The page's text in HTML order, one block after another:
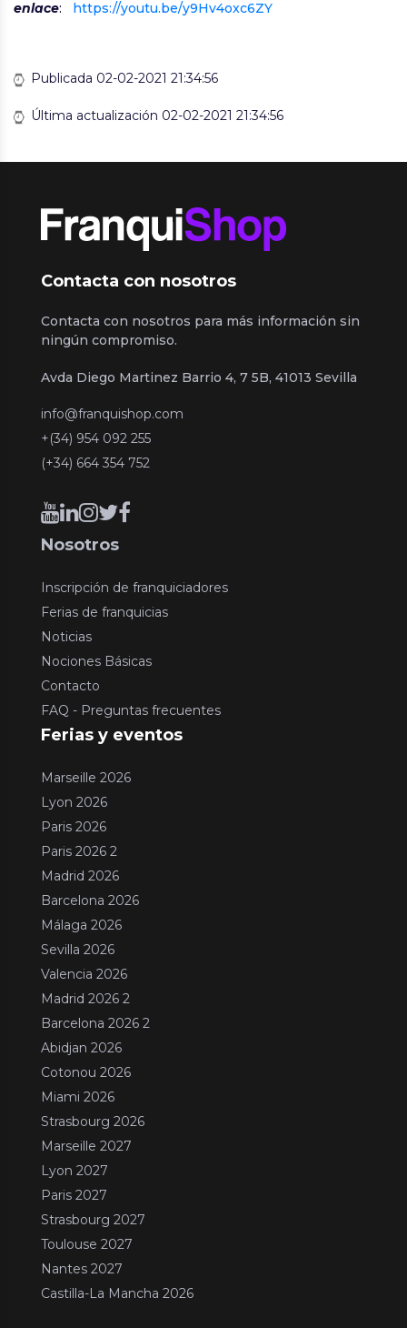
enlace: https://youtu.be/y9Hv4oxc6ZY
Publicada 02-02-2021 21:34:56
Última actualización 02-02-2021 21:34:56
Contacta con nosotros
Contacta con nosotros para más información sin
ningún compromiso.
Avda Diego Martinez Barrio 4, 7 5B, 41013 Sevilla
info@franquishop.com
+(34) 954 092 255
(+34) 664 354 752
Nosotros
Inscripción de franquiciadores
Ferias de franquicias
Noticias
Nociones Básicas
Contacto
FAQ - Preguntas frecuentes
Ferias y eventos
Marseille 2026
Lyon 2026
Paris 2026
Paris 2026 2
Madrid 2026
Barcelona 2026
Málaga 2026
Sevilla 2026
Valencia 2026
Madrid 2026 2
Barcelona 2026 2
Abidjan 2026
Cotonou 2026
Miami 2026
Strasbourg 2026
Marseille 2027
Lyon 2027
Paris 2027
Strasbourg 2027
Toulouse 2027
Nantes 2027
Castilla-La Mancha 2026